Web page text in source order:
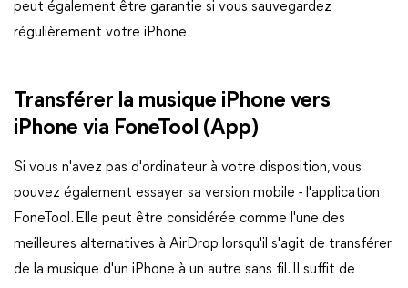
peut également être garantie si vous sauvegardez
régulièrement votre iPhone.
Transférer la musique iPhone vers
iPhone via FoneTool (App)
Si vous n'avez pas d'ordinateur à votre disposition, vous
pouvez également essayer sa version mobile - l'application
FoneTool. Elle peut être considérée comme l'une des
meilleures alternatives à AirDrop lorsqu'il s'agit de transférer
de la musique d'un iPhone à un autre sans fil. Il suffit de